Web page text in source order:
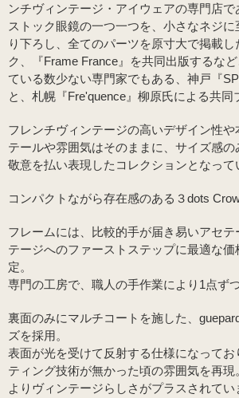
ンチヴィンテージ・アイウェアの専門店
ストック眼鏡の一つ一つを、小さなネジ
り下ろし、全てのパーツを原寸大で掲載し
ク、『Frame France』を共同出版するな
ている数少ない専門家でもある、神戸『
と、札幌『Fre'quence』柳原氏による共同
フレンチヴィンテージの高いデザイン性や
テールや雰囲気はそのままに、サイズ感の
敬意を払い表現したコレクションとなって
コンパクトながら存在感のある３dots
フレームには、比較的手が届き易いアセ
テージへのファーストステップに最適な価
定。
専門の工房で、職人の手作業により1点ず
裏面のみにマルチコートを施した、
ズを採用。
表面が光を受けて反射する仕様になって
ティング技術が無かった頃の雰囲気を再現
よりヴィンテージらしさがプラスされてい